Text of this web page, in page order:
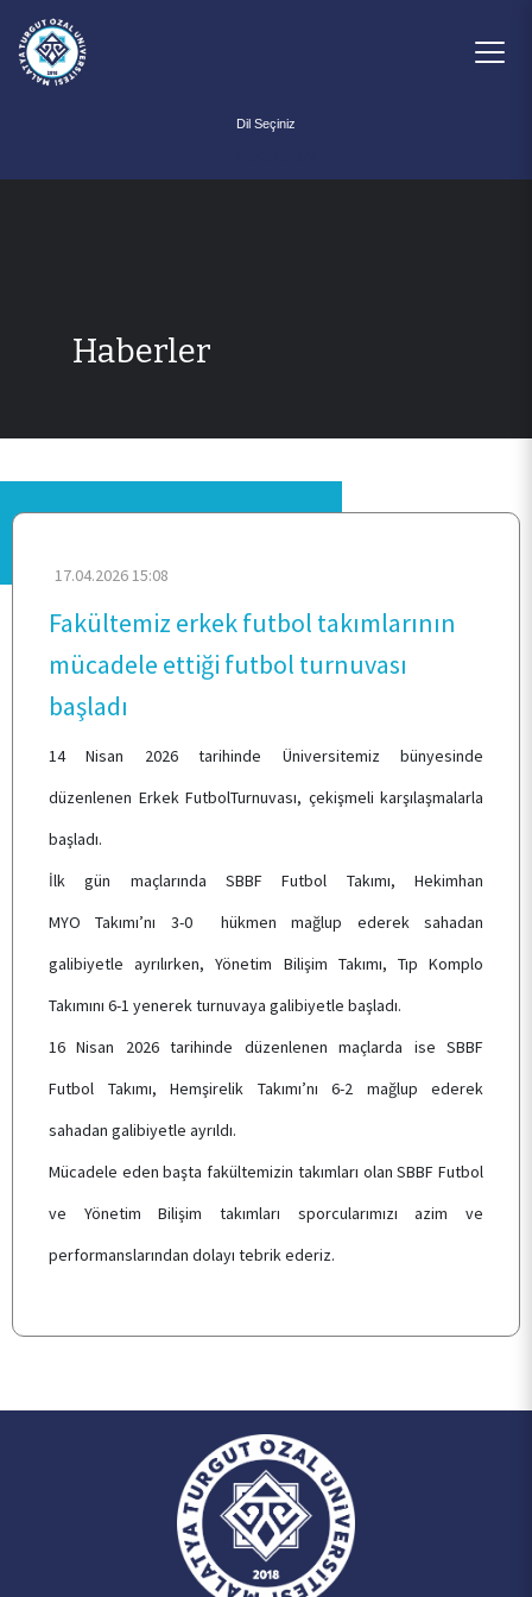
KURUMSAL
PERSONEL
BÖLÜMLER
ÖĞRENCİ
E-HİZMET
Haberler
17.04.2026 15:08
Fakültemiz erkek futbol takımlarının
mücadele ettiği futbol turnuvası
başladı
14 Nisan 2026 tarihinde Üniversitemiz bünyesinde
düzenlenen Erkek FutbolTurnuvası, çekişmeli karşılaşmalarla
başladı.
İlk gün maçlarında SBBF Futbol Takımı, Hekimhan
MYO Takımı’nı 3-0 hükmen mağlup ederek sahadan
galibiyetle ayrılırken, Yönetim Bilişim Takımı, Tıp Komplo
Takımını 6-1 yenerek turnuvaya galibiyetle başladı.
16 Nisan 2026 tarihinde düzenlenen maçlarda ise SBBF
Futbol Takımı, Hemşirelik Takımı’nı 6-2 mağlup ederek
sahadan galibiyetle ayrıldı.
Mücadele eden başta fakültemizin takımları olan SBBF Futbol
ve Yönetim Bilişim takımları sporcularımızı azim ve
performanslarından dolayı tebrik ederiz.